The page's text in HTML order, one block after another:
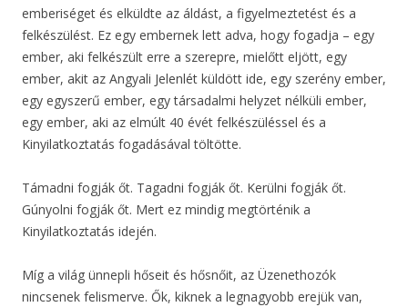
emberiséget és elküldte az áldást, a figyelmeztetést és a
felkészülést. Ez egy embernek lett adva, hogy fogadja – egy
ember, aki felkészült erre a szerepre, mielőtt eljött, egy
ember, akit az Angyali Jelenlét küldött ide, egy szerény ember,
egy egyszerű ember, egy társadalmi helyzet nélküli ember,
egy ember, aki az elmúlt 40 évét felkészüléssel és a
Kinyilatkoztatás fogadásával töltötte.
Támadni fogják őt. Tagadni fogják őt. Kerülni fogják őt.
Gúnyolni fogják őt. Mert ez mindig megtörténik a
Kinyilatkoztatás idején.
Míg a világ ünnepli hőseit és hősnőit, az Üzenethozók
nincsenek felismerve. Ők, kiknek a legnagyobb erejük van,